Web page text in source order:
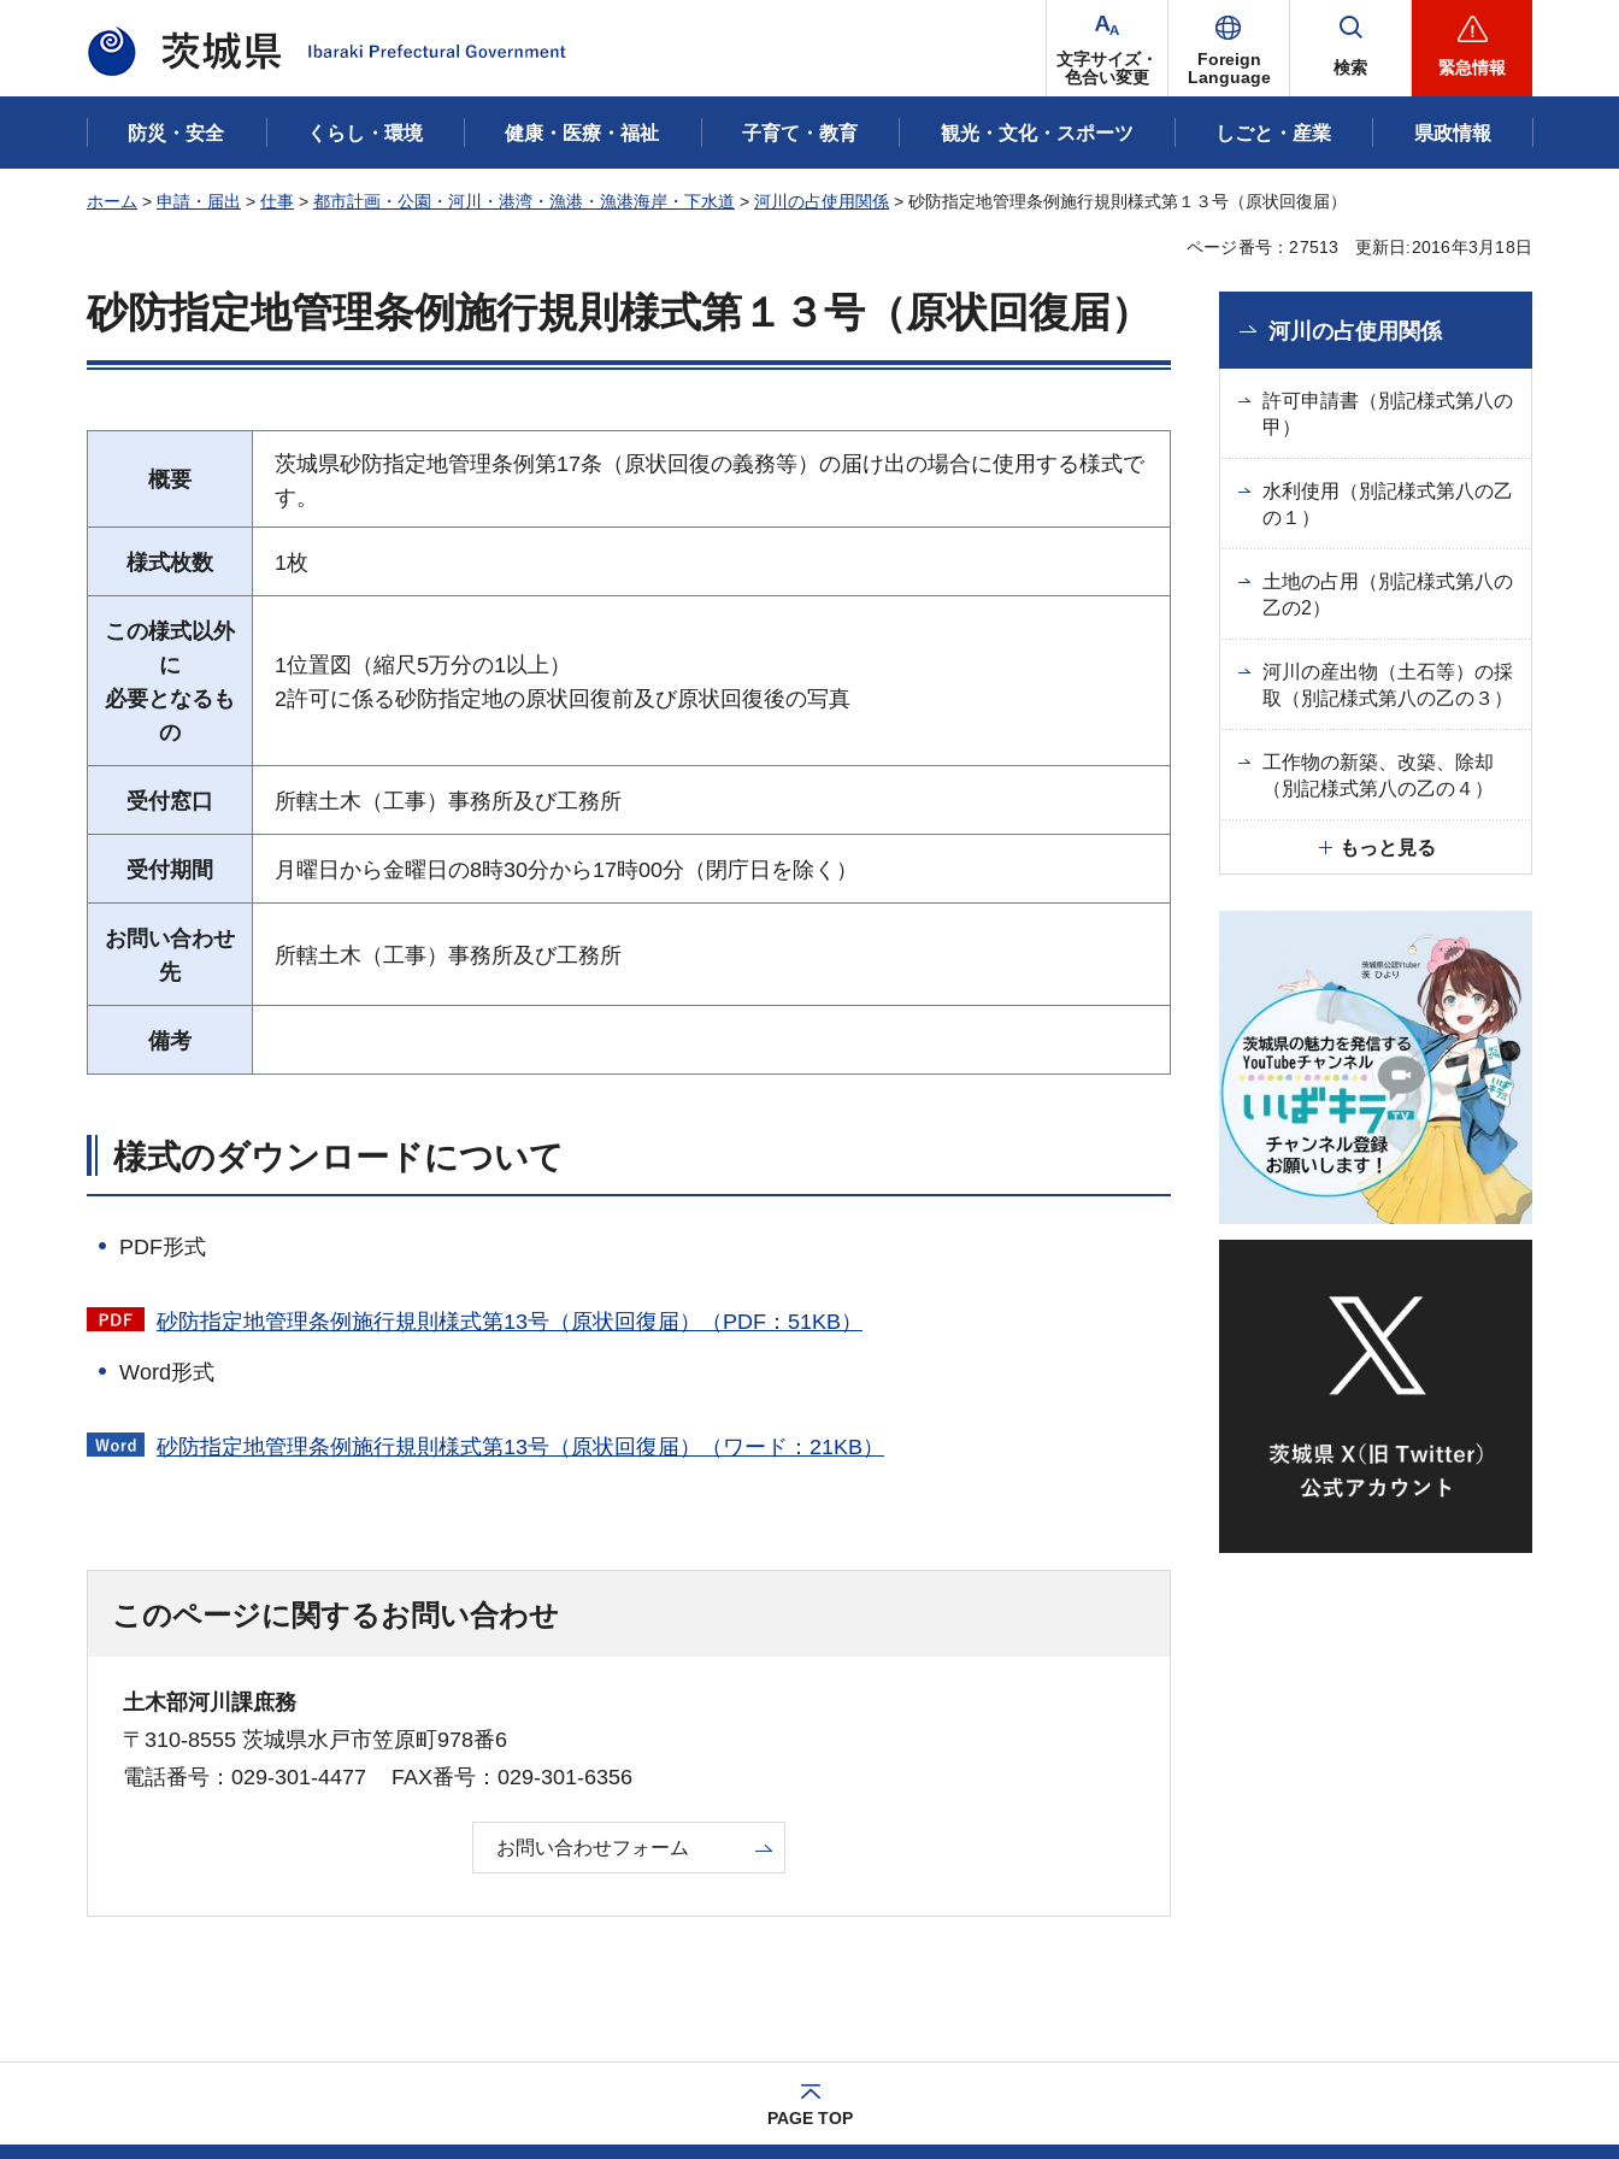
茨城県
文字サイズ・
色合い変更
Foreign
Language
検索 緊急情報
防災・安全 くらし・環境 健康・医療・福祉 子育て・教育 観光・文化・スポーツ しごと・産業 県政情報
ホーム > 申請・届出 > 仕事 > 都市計画・公園・河川・港湾・漁港・漁港海岸・下水道 > 河川の占使用関係 > 砂防指定地管理条例施行規則様式第１３号（原状回復届）
ページ番号：27513 更新日:2016年3月18日
砂防指定地管理条例施行規則様式第１３号（原状回復届）
概要
茨城県砂防指定地管理条例第17条（原状回復の義務等）の届け出の場合に使用する様式で
す。
様式枚数 1枚
この様式以外
に
必要となるも
の
1位置図（縮尺5万分の1以上）
2許可に係る砂防指定地の原状回復前及び原状回復後の写真
受付窓口 所轄土木（工事）事務所及び工務所
受付期間 月曜日から金曜日の8時30分から17時00分（閉庁日を除く）
お問い合わせ
先
所轄土木（工事）事務所及び工務所
備考
様式のダウンロードについて
PDF形式
砂防指定地管理条例施行規則様式第13号（原状回復届）（PDF：51KB）
Word形式
砂防指定地管理条例施行規則様式第13号（原状回復届）（ワード：21KB）
このページに関するお問い合わせ
土木部河川課庶務
〒310-8555 茨城県水戸市笠原町978番6
電話番号：029-301-4477
FAX番号：029-301-6356
お問い合わせフォーム
河川の占使用関係
許可申請書（別記様式第八の
甲）
水利使用（別記様式第八の乙
の１）
土地の占用（別記様式第八の
乙の2）
河川の産出物（土石等）の採
取（別記様式第八の乙の３）
工作物の新築、改築、除却
（別記様式第八の乙の４）
もっと見る
PAGE TOP